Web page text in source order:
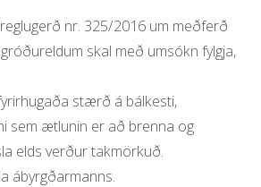
nr. 325/2016 um meðferð
skal með umsókn fylgja,
stærð á bálkesti,
sem ætlunin er að brenna og
elds verður takmörkuð.
ábyrgðarmanns.
Loftgæði
og vötn
heilbrigðisnefndar
og samþykktir
og samþykktir heilbrigðiseftirlitsins